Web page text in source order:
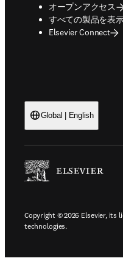
オープンアクセス
すべての製品を表
Elsevier Connect
Global | English
Copyright © 2026 Elsevier, its
technologies.